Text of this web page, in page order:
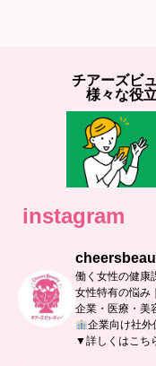
チアーズビ
様々な役
instagram
働く女性の健康
女性特有の悩み
企業・医療・美
企業向け社外
▼詳しくはこち